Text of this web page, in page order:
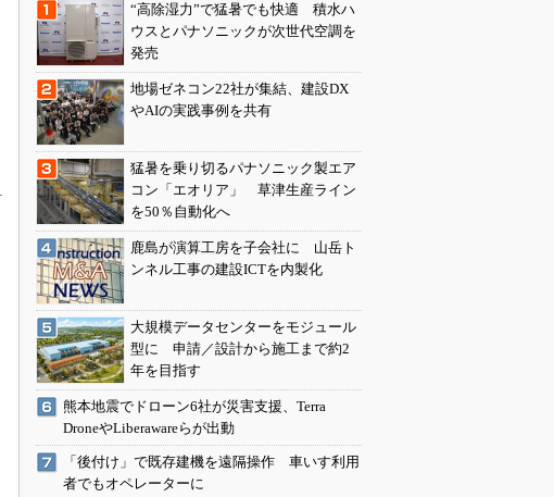
“高除湿力”で猛暑でも快適 積水ハ
ウスとパナソニックが次世代空調を
発売
地場ゼネコン22社が集結、建設DX
やAIの実践事例を共有
猛暑を乗り切るパナソニック製エア
コン「エオリア」 草津生産ライン
を50％自動化へ
鹿島が演算工房を子会社に 山岳ト
ンネル工事の建設ICTを内製化
大規模データセンターをモジュール
型に 申請／設計から施工まで約2
年を目指す
熊本地震でドローン6社が災害支援、Terra
DroneやLiberawareらが出動
「後付け」で既存建機を遠隔操作 車いす利用
者でもオペレーターに